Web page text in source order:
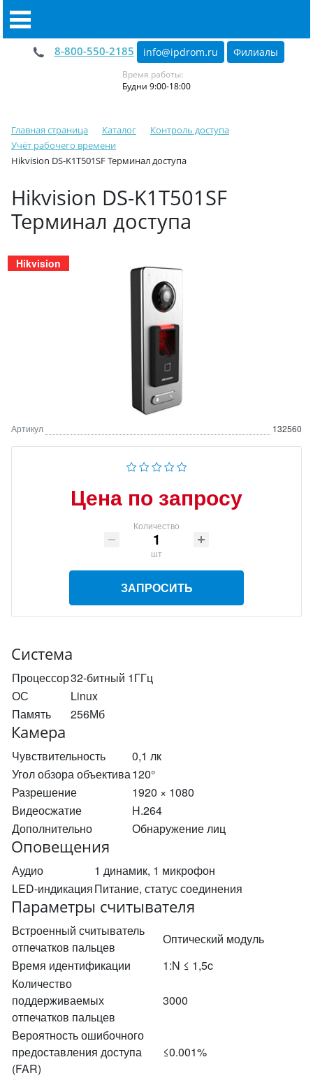
8-800-550-2185 info@ipdrom.ru Филиалы
Время работы:
Будни 9:00-18:00
Главная страница Каталог
Контроль доступа
Учёт рабочего времени
Hikvision DS-K1T501SF Терминал доступа
Hikvision DS-K1T501SF
Терминал доступа
Hikvision
Артикул 132560
Цена по запросу
Количество
шт
ЗАПРОСИТЬ
Система
Процессор32-битный 1ГГц
ОС
Linux
Память
256Мб
Камера
Чувствительность
0,1 лк
Угол обзора объектива120°
Разрешение
1920 × 1080
Видеосжатие
H.264
Дополнительно
Обнаружение лиц
Оповещения
Аудио
1 динамик, 1 микрофон
LED-индикацияПитание, статус соединения
Параметры считывателя
Встроенный считыватель
отпечатков пальцев
Оптический модуль
Время идентификации
1:N ≤ 1,5c
Количество
поддерживаемых
отпечатков пальцев
3000
Вероятность ошибочного
предоставления доступа
(FAR)
≤0.001%